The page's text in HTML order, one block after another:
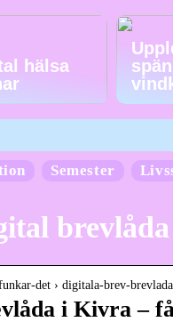
hälsa
Semester
brevlåda
det › digitala-brev-brevlada
i Kivra –